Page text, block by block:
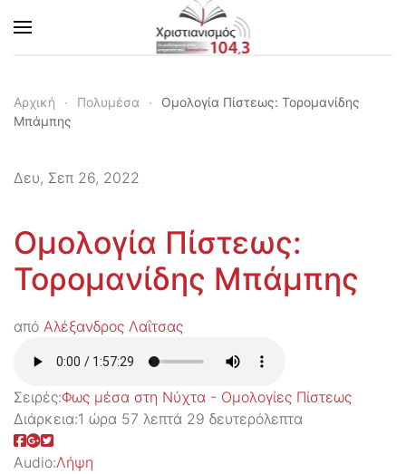
Skip to main content
Αρχική Πολυμέσα
Ομολογία Πίστεως: Τορομανίδης
Μπάμπης
Δευ, Σεπ 26, 2022
Ομολογία Πίστεως:
Τορομανίδης Μπάμπης
από Αλέξανδρος Λαΐτσας
Σειρές:Φως μέσα στη Νύχτα - Ομολογίες Πίστεως
Διάρκεια:1 ώρα 57 λεπτά 29 δευτερόλεπτα
Audio:Λήψη